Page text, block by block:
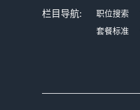
栏目导航: 职位搜索
套餐标准